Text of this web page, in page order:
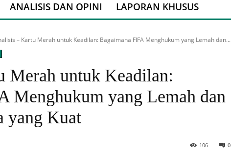
ANALISIS DAN OPINI LAPORAN KHUSUS
– Kartu Merah untuk Keadilan: Bagaimana FIFA Menghukum yang Lemah dan...
Merah untuk Keadilan:
Menghukum yang Lemah dan
yang Kuat
0
106